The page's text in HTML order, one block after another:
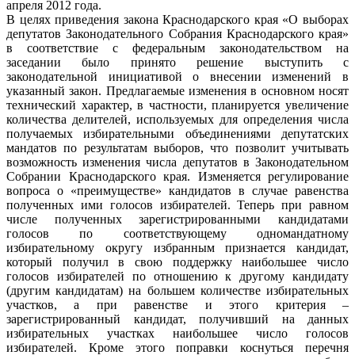
апреля 2012 года.
В целях приведения закона Краснодарского края «О выборах
депутатов Законодательного Собрания Краснодарского края»
в соответствие с федеральным законодательством на
заседании было принято решение выступить с
законодательной инициативой о внесении изменений в
указанный закон. Предлагаемые изменения в основном носят
технический характер, в частности, планируется увеличение
количества делителей, используемых для определения числа
получаемых избирательными объединениями депутатских
мандатов по результатам выборов, что позволит учитывать
возможность изменения числа депутатов в Законодательном
Собрании Краснодарского края. Изменяется регулирование
вопроса о «преимуществе» кандидатов в случае равенства
полученных ими голосов избирателей. Теперь при равном
числе полученных зарегистрированными кандидатами
голосов по соответствующему одномандатному
избирательному округу избранным признается кандидат,
который получил в свою поддержку наибольшее число
голосов избирателей по отношению к другому кандидату
(другим кандидатам) на большем количестве избирательных
участков, а при равенстве и этого критерия –
зарегистрированный кандидат, получивший на данных
избирательных участках наибольшее число голосов
избирателей. Кроме этого поправки коснуться перечня